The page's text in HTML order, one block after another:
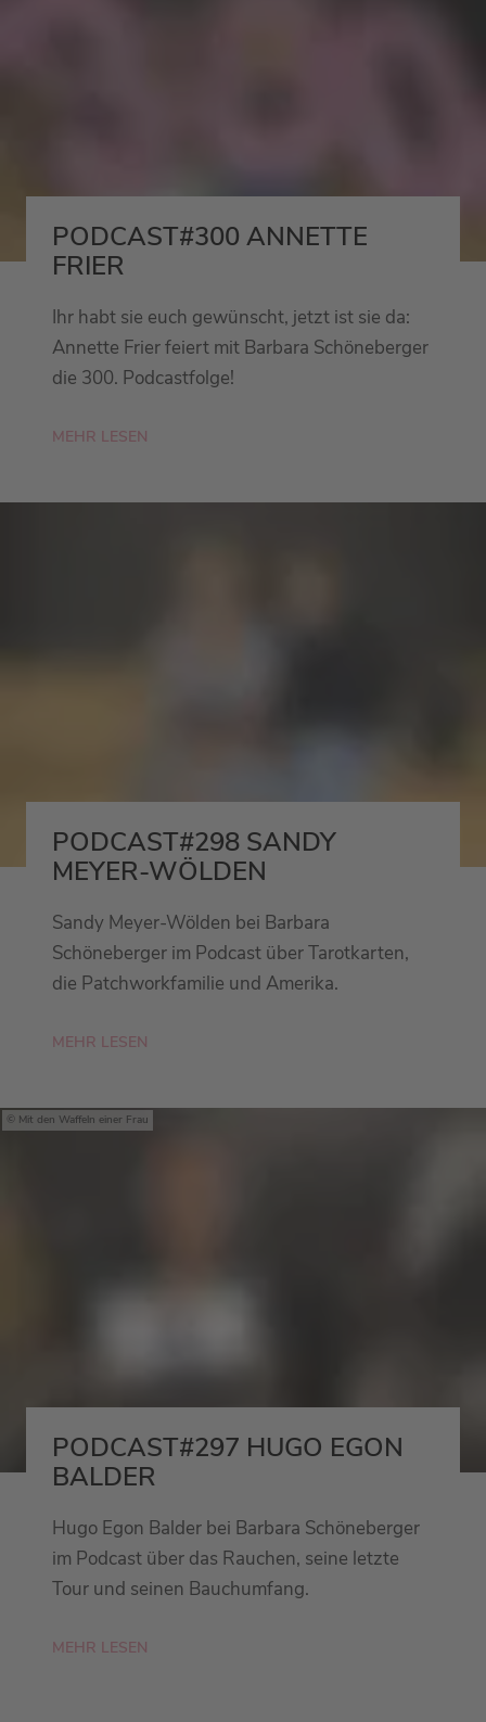
PODCAST#300 ANNETTE
FRIER
Ihr habt sie euch gewünscht, jetzt ist sie da:
Annette Frier feiert mit Barbara Schöneberger
die 300. Podcastfolge!
MEHR LESEN
PODCAST#298 SANDY
MEYER-WÖLDEN
Sandy Meyer-Wölden bei Barbara
Schöneberger im Podcast über Tarotkarten,
die Patchworkfamilie und Amerika.
MEHR LESEN
Mit den Waffeln einer Frau
PODCAST#297 HUGO EGON
BALDER
Hugo Egon Balder bei Barbara Schöneberger
im Podcast über das Rauchen, seine letzte
Tour und seinen Bauchumfang.
MEHR LESEN